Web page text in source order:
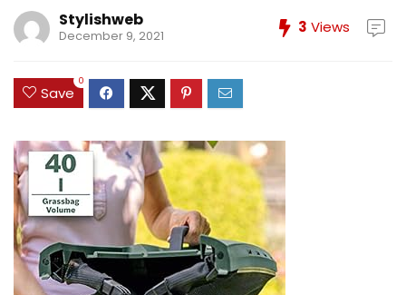
Stylishweb
December 9, 2021 3 Views
Save
0